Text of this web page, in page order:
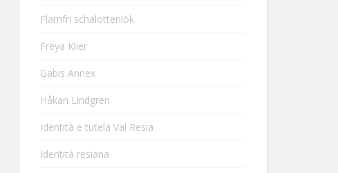
Flarnfri schalottenlök
Freya Klier
Gabis Annex
Håkan Lindgren
Identità e tutela Val Resia
Identità resiana